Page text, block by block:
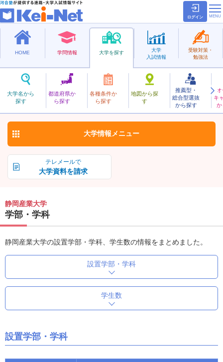
ログイン
HOME 学問情報 大学を探す
大学名から
探す
都道府県か
ら探す
各種条件か
ら探す
地図から探
す
推薦型・
総合型選抜
から探す
キ
か
大学
入試情報
受験対策・
勉強法
私立
しずおかさんぎょう
静岡産業大学 お気に入り
テレメールで
大学資料を請求
大学情報 メニュー
静岡産業大学
学部・学科
静岡産業大学の設置学部・学科、学生数の情報をまとめました。
設置学部・学科
学生数
設置学部・学科